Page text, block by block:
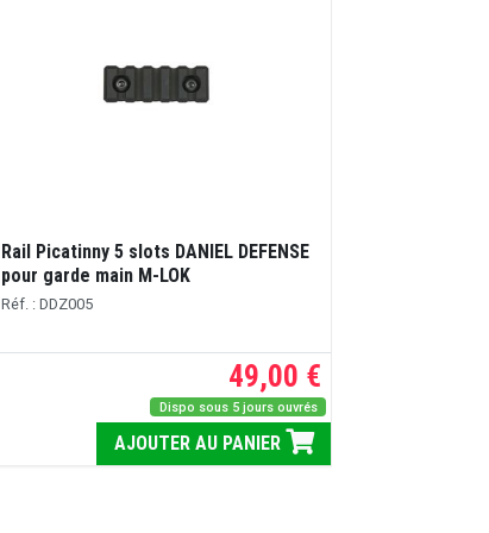
Rail Picatinny 5 slots DANIEL DEFENSE
pour garde main M-LOK
Réf. : DDZ005
49,00 €
Dispo sous 5 jours ouvrés
AJOUTER AU PANIER